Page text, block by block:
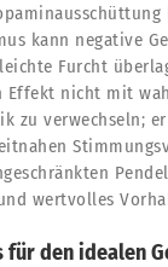
kann negative
Furcht
Effekt nicht mit
zu verwechseln;
wertvolles
für den idealen